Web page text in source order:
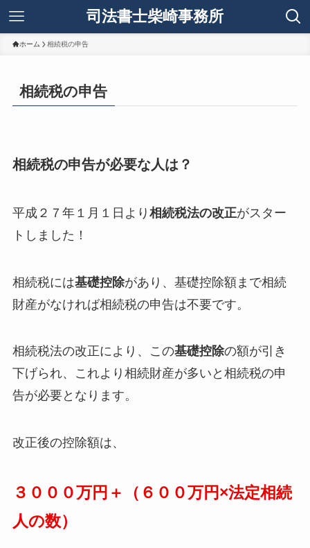
司法書士柴崎事務所
ホーム 相続税の申告
相続税の申告
相続税の申告が必要な人は？
平成２７年１月１日より 相続税法の改正がスター
トしました！
相続税には基礎控除があり、基礎控除額まで相続
財産がなければ相続税の申告は不要です。
相続税法の改正により、この基礎控除の額が引き
下げられ、これより相続財産が多いと 相続税の申
告が必要となります。
改正後の控除額は、
３０００万円＋（６００万円×法定相続
人の数）